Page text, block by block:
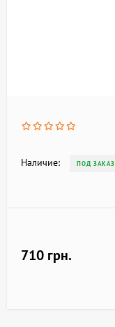
Наличие: ПОД ЗАКАЗ
710 грн.